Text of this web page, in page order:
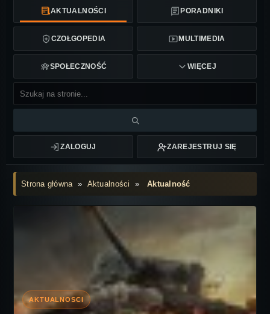
AKTUALNOŚCI PORADNIKI
CZOŁGOPEDIA MULTIMEDIA
SPOŁECZNOŚĆ WIĘCEJ
ZALOGUJ ZAREJESTRUJ SIĘ
Strona główna» Aktualności »Aktualność